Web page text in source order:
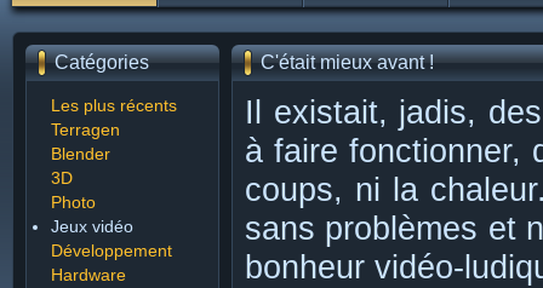
Catégories
Les plus récents
Terragen
Blender
3D
Photo
Jeux vidéo
Développement
Hardware
C'était mieux avant !
Il existait, jadis,
à faire fonctionner,
coups, ni la
sans problèmes et
bonheur vidéo-